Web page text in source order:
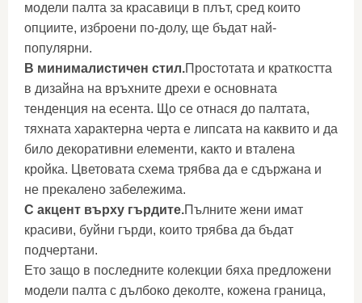
модели палта за красавици в плът, сред които
опциите, изброени по-долу, ще бъдат най-
популярни.
В минималистичен стил.Простотата и краткостта
в дизайна на връхните дрехи е основната
тенденция на есента. Що се отнася до палтата,
тяхната характерна черта е липсата на каквито и да
било декоративни елементи, както и вталена
кройка. Цветовата схема трябва да е сдържана и
не прекалено забележима.
С акцент върху гърдите.Пълните жени имат
красиви, буйни гърди, които трябва да бъдат
подчертани.
Ето защо в последните колекции бяха предложени
модели палта с дълбоко деколте, кожена граница,